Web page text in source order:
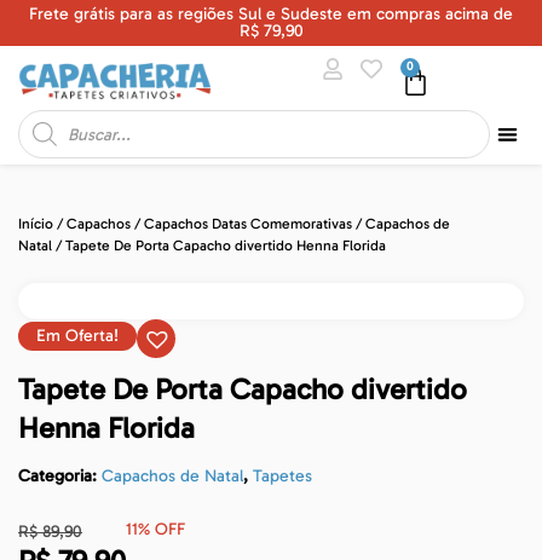
Frete grátis para as regiões Sul e Sudeste em compras acima de
R$ 79,90
0
Início /Capachos /Capachos Datas Comemorativas /Capachos de
Natal / Tapete De Porta Capacho divertido Henna Florida
Em Oferta!
Tapete De Porta Capacho divertido
Henna Florida
Categoria: Capachos de Natal, Tapetes
R$89,90 11% OFF